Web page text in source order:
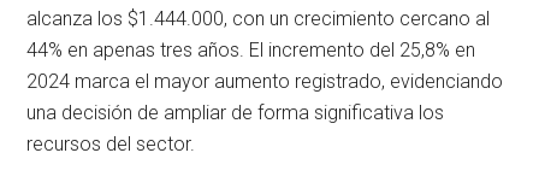
alcanza los $1.444.000, con un crecimiento cercano al
44% en apenas tres años. El incremento del 25,8% en
2024 marca el mayor aumento registrado, evidenciando
una decisión de ampliar de forma significativa los
recursos del sector.